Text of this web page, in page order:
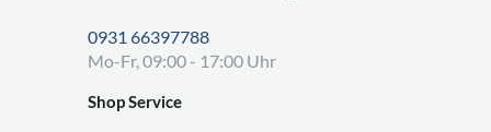
0931 66397788
Mo-Fr, 09:00 - 17:00 Uhr
Shop Service